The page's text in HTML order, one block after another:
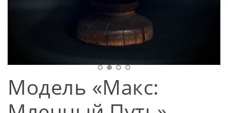
Модель «Макс: